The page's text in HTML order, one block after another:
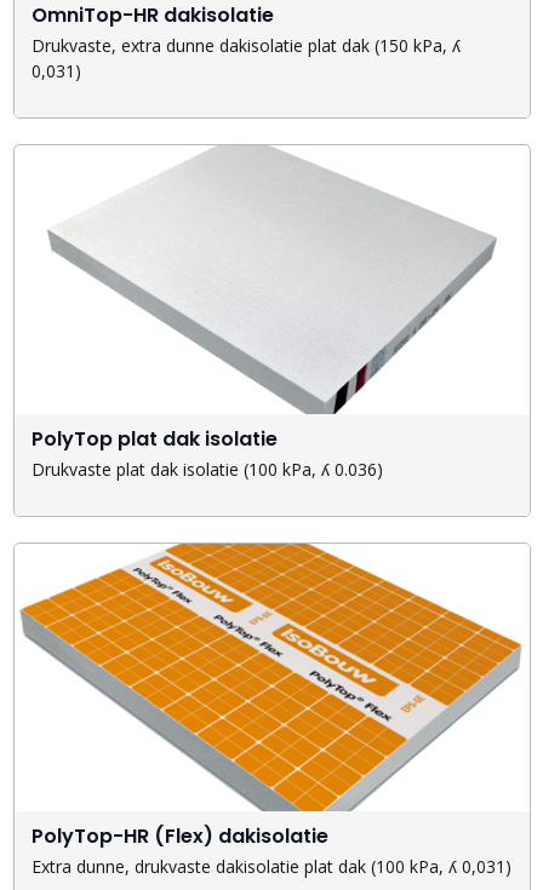
OmniTop-HR dakisolatie
Drukvaste, extra dunne dakisolatie plat dak (150 kPa, ʎ
0,031)
PolyTop plat dak isolatie
Drukvaste plat dak isolatie (100 kPa, ʎ 0.036)
PolyTop-HR (Flex) dakisolatie
Extra dunne, drukvaste dakisolatie plat dak (100 kPa, ʎ 0,031)